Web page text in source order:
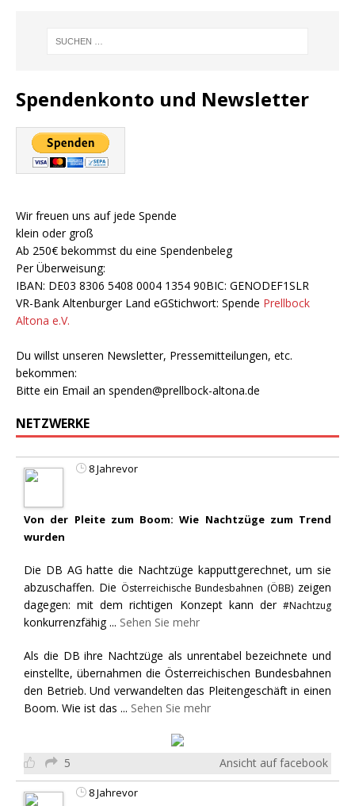
Spendenkonto und Newsletter
Wir freuen uns auf jede Spende
klein oder groß
Ab 250€ bekommst du eine Spendenbeleg
Per Überweisung:
IBAN: DE03 8306 5408 0004 1354 90BIC: GENODEF1SLR
VR-Bank Altenburger Land eGStichwort: Spende Prellbock
Altona e.V.
Du willst unseren Newsletter, Pressemitteilungen, etc.
bekommen:
Bitte ein Email an spenden@prellbock-altona.de
NETZWERKE
8 Jahrevor
Von der Pleite zum Boom: Wie Nachtzüge zum Trend
wurden
Die DB AG hatte die Nachtzüge kapputtgerechnet, um sie
abzuschaffen. Die Österreichische Bundesbahnen (ÖBB) zeigen
dagegen: mit dem richtigen Konzept kann der #Nachtzug
konkurrenzfähig... Sehen Sie mehr
Als die DB ihre Nachtzüge als unrentabel bezeichnete und
einstellte, übernahmen die Österreichischen Bundesbahnen
den Betrieb. Und verwandelten das Pleitengeschäft in einen
Boom. Wie ist das ... Sehen Sie mehr
5 Ansicht auf facebook
8 Jahrevor